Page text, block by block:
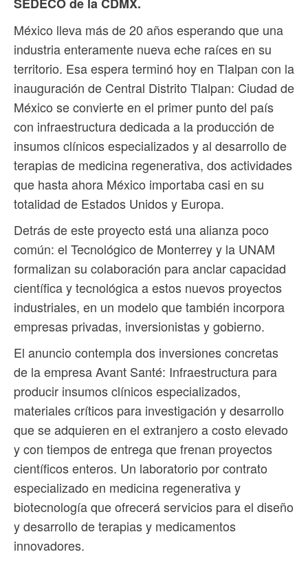
México lleva más de 20 años esperando que una
industria enteramente nueva eche raíces en su
territorio. Esa espera terminó hoy en Tlalpan con la
inauguración de Central Distrito Tlalpan: Ciudad de
México se convierte en el primer punto del país
con infraestructura dedicada a la producción de
insumos clínicos especializados y al desarrollo de
terapias de medicina regenerativa, dos actividades
que hasta ahora México importaba casi en su
totalidad de Estados Unidos y Europa.
Detrás de este proyecto está una alianza poco
común: el Tecnológico de Monterrey y la UNAM
formalizan su colaboración para anclar capacidad
científica y tecnológica a estos nuevos proyectos
industriales, en un modelo que también incorpora
empresas privadas, inversionistas y gobierno.
El anuncio contempla dos inversiones concretas
de la empresa Avant Santé: Infraestructura para
producir insumos clínicos especializados,
materiales críticos para investigación y desarrollo
que se adquieren en el extranjero a costo elevado
y con tiempos de entrega que frenan proyectos
científicos enteros. Un laboratorio por contrato
especializado en medicina regenerativa y
biotecnología que ofrecerá servicios para el diseño
y desarrollo de terapias y medicamentos
innovadores.